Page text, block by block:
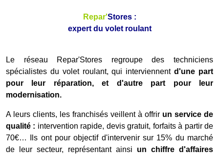
Repar'Stores :
expert du volet roulant
Le réseau Repar'Stores regroupe des techniciens
spécialistes du volet roulant, qui interviennentd'une part
pour leur réparation, et d'autre part pour leur
modernisation.
A leurs clients, les franchisés veillent à offrir un service de
qualité : intervention rapide, devis gratuit, forfaits à partir de
70€… Ils ont pour objectif d'intervenir sur 15% du marché
de leur secteur, représentant ainsi un chiffre d'affaires